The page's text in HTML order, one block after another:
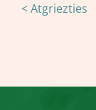
< Atgriezties